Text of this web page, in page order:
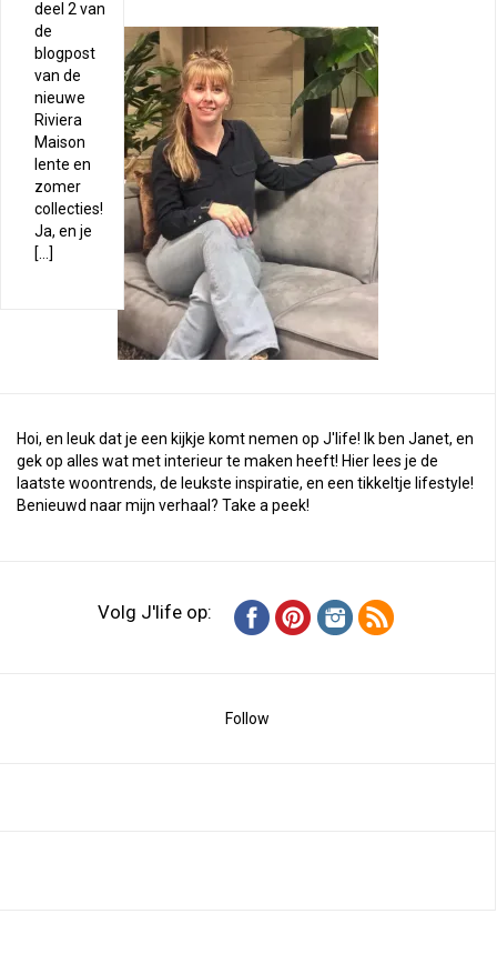
deel 2 van
de
blogpost
van de
nieuwe
Riviera
Maison
lente en
zomer
collecties!
Ja, en je
[…]
Hoi, en leuk dat je een kijkje komt nemen op J'life! Ik ben Janet, en
gek op alles wat met interieur te maken heeft! Hier lees je de
laatste woontrends, de leukste inspiratie, en een tikkeltje lifestyle!
Benieuwd naar mijn verhaal? Take a peek!
Volg J'life op:
Follow